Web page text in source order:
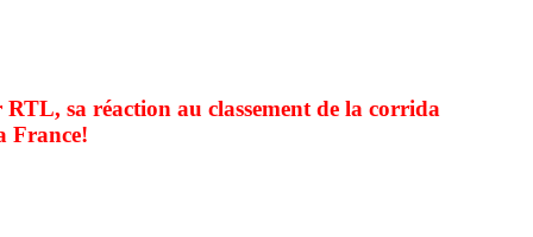
sa réaction au classement de la corrida
France!